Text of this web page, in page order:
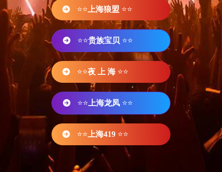
⭐⭐ 上海狼盟 ⭐⭐
⭐⭐贵族宝贝 ⭐⭐
⭐⭐夜 上 海 ⭐⭐
⭐⭐ 上海龙凤 ⭐⭐
⭐⭐ 上海419 ⭐⭐